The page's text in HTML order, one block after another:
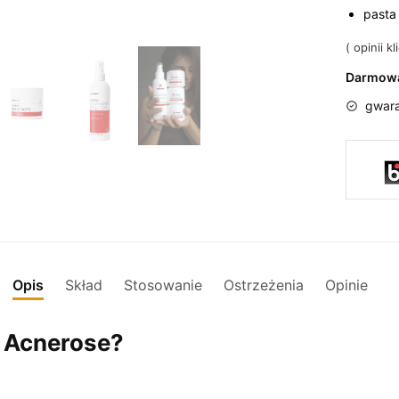
( opinii
Opis Skład Stosowanie Ostrzeżenia Opinie